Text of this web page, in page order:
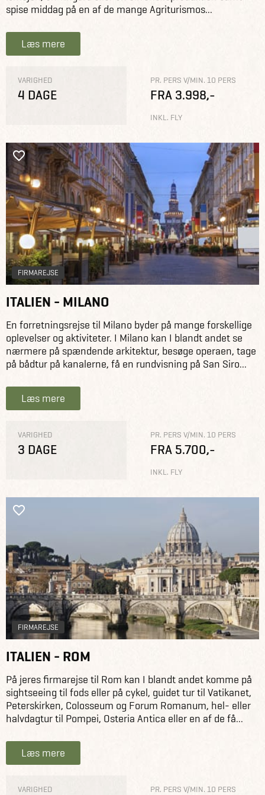
spise middag på en af de mange Agriturismos...
Læs mere
VARIGHED
4 DAGE
PR. PERS V/MIN. 10 PERS
FRA 3.998,-
INKL. FLY
FIRMAREJSE
ITALIEN - MILANO
En forretningsrejse til Milano byder på mange forskellige
oplevelser og aktiviteter. I Milano kan I blandt andet se
nærmere på spændende arkitektur, besøge operaen, tage
på bådtur på kanalerne, få en rundvisning på San Siro...
Læs mere
VARIGHED
3 DAGE
PR. PERS V/MIN. 10 PERS
FRA 5.700,-
INKL. FLY
FIRMAREJSE
ITALIEN - ROM
På jeres firmarejse til Rom kan I blandt andet komme på
sightseeing til fods eller på cykel, guidet tur til Vatikanet,
Peterskirken, Colosseum og Forum Romanum, hel- eller
halvdagtur til Pompei, Osteria Antica eller en af de få...
Læs mere
VARIGHED PR. PERS V/MIN. 10 PERS